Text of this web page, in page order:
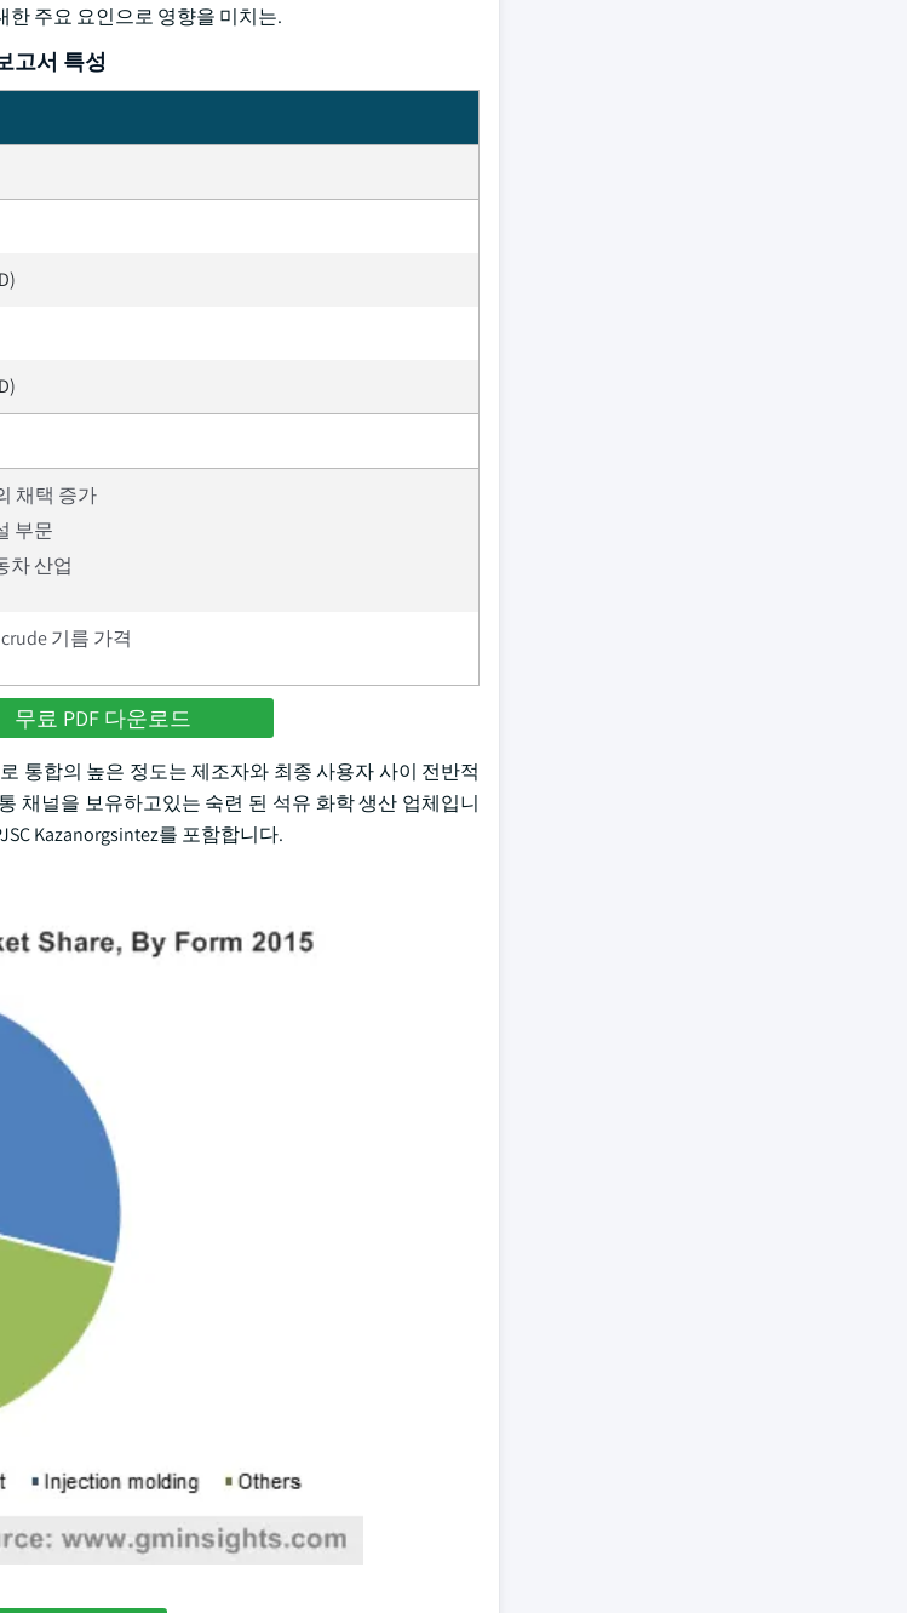
한 주요 요인으로 영향을 미치는.
고서 특성
채택 증가
부문
차 산업
기름 가격
무료 PDF 다운로드
통합의 높은 정도는 제조자와 최종 사용자 사이 전반적
채널을 보유하고있는 숙련 된 석유 화학 생산 업체입니
Kazanorgsintez를 포함합니다.